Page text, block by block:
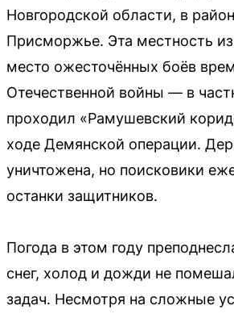
Новгородской области, в
Присморжье. Эта местность
место ожесточённых боёв
Отечественной войны — в
проходил «Рамушевский
ходе Демянской операции.
уничтожена, но поисковики
останки защитников.
Погода в этом году
снег, холод и дожди не
задач. Несмотря на сложные